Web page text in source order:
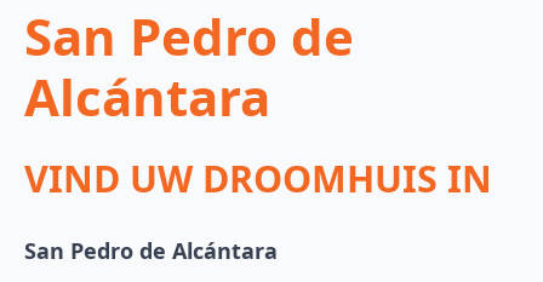
San Pedro de
Alcántara
VIND UW DROOMHUIS IN
San Pedro de Alcántara